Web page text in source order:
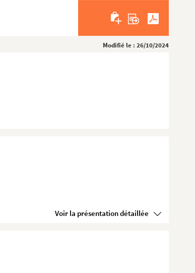
Modifié le : 26/10/2024
Voir la présentation détaillée